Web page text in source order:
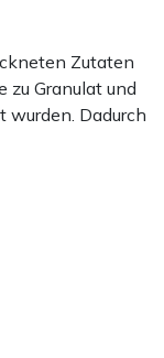
Zutaten
zu Granulat und
wurden. Dadurch